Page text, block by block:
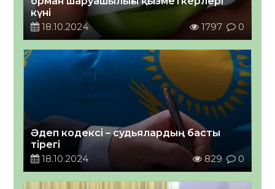
күні
18.10.2024
1797 0
Әдеп кодексі – судьялардың басты
тірегі
18.10.2024
829 0